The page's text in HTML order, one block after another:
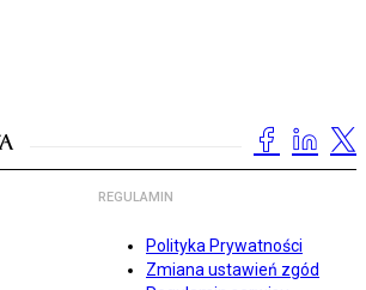
REGULAMIN
Polityka Prywatności
Zmiana ustawień zgód